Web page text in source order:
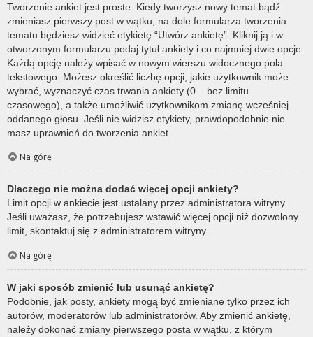
Tworzenie ankiet jest proste. Kiedy tworzysz nowy temat bądź
zmieniasz pierwszy post w wątku, na dole formularza tworzenia
tematu będziesz widzieć etykietę “Utwórz ankietę”. Kliknij ją i w
otworzonym formularzu podaj tytuł ankiety i co najmniej dwie opcje.
Każdą opcję należy wpisać w nowym wierszu widocznego pola
tekstowego. Możesz określić liczbę opcji, jakie użytkownik może
wybrać, wyznaczyć czas trwania ankiety (0 – bez limitu
czasowego), a także umożliwić użytkownikom zmianę wcześniej
oddanego głosu. Jeśli nie widzisz etykiety, prawdopodobnie nie
masz uprawnień do tworzenia ankiet.
Na górę
Dlaczego nie można dodać więcej opcji ankiety?
Limit opcji w ankiecie jest ustalany przez administratora witryny.
Jeśli uważasz, że potrzebujesz wstawić więcej opcji niż dozwolony
limit, skontaktuj się z administratorem witryny.
Na górę
W jaki sposób zmienić lub usunąć ankietę?
Podobnie, jak posty, ankiety mogą być zmieniane tylko przez ich
autorów, moderatorów lub administratorów. Aby zmienić ankietę,
należy dokonać zmiany pierwszego posta w wątku, z którym